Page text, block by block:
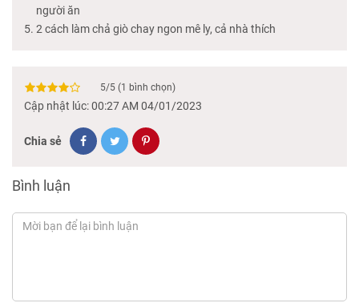
người ăn
2 cách làm chả giò chay ngon mê ly, cả nhà thích
5/5 (1 bình chọn)
Cập nhật lúc: 00:27 AM 04/01/2023
Chia sẻ
Bình luận